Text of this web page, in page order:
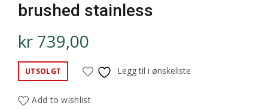
brushed stainless
kr 739,00
UTSOLGT Legg til i ønskeliste
Add to wishlist